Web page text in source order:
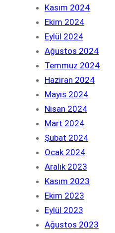
Kasım 2024
Ekim 2024
Eylül 2024
Ağustos 2024
Temmuz 2024
Haziran 2024
Mayıs 2024
Nisan 2024
Mart 2024
Şubat 2024
Ocak 2024
Aralık 2023
Kasım 2023
Ekim 2023
Eylül 2023
Ağustos 2023